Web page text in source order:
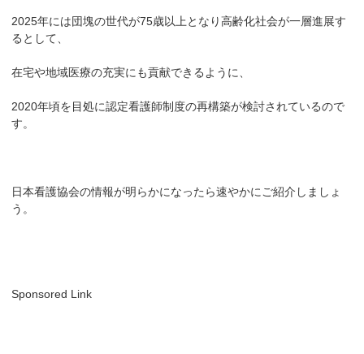
2025年には団塊の世代が75歳以上となり高齢化社会が一層進展す
るとして、
在宅や地域医療の充実にも貢献できるように、
2020年頃を目処に認定看護師制度の再構築が検討されているので
す。
日本看護協会の情報が明らかになったら速やかにご紹介しましょ
う。
Sponsored Link